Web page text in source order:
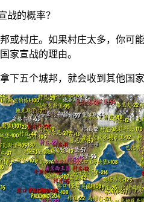
战的概率？
或村庄。如果村庄太多，你可
家宣战的理由。
下五个城邦，就会收到其他国